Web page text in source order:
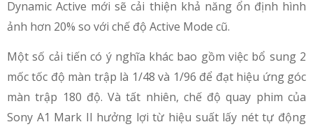
Dynamic Active mới sẽ cải thiện khả năng ổn định hình
ảnh hơn 20% so với chế độ Active Mode cũ.
Một số cải tiến có ý nghĩa khác bao gồm việc bổ sung 2
mốc tốc độ màn trập là 1/48 và 1/96 để đạt hiệu ứng góc
màn trập 180 độ. Và tất nhiên, chế độ quay phim của
Sony A1 Mark II hưởng lợi từ hiệu suất lấy nét tự động